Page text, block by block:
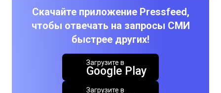
Скачайте приложение Pressfeed,
чтобы отвечать на запросы СМИ
быстрее других!
Загрузите в
Google Play
Загрузите в